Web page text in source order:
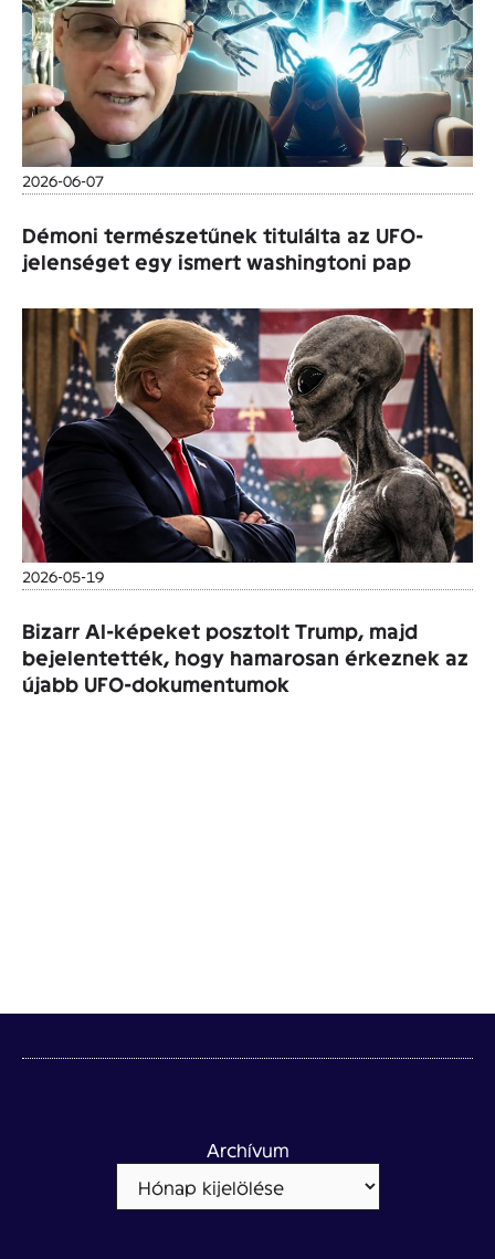
2026-06-07
Démoni természetűnek titulálta az UFO-
jelenséget egy ismert washingtoni pap
2026-05-19
Bizarr AI-képeket posztolt Trump, majd
bejelentették, hogy hamarosan érkeznek az
újabb UFO-dokumentumok
Archívum